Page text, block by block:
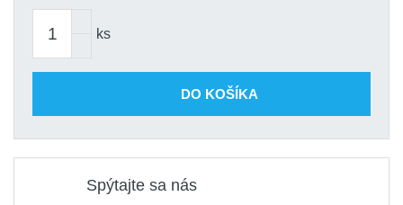
ks
DO KOŠÍKA
Spýtajte sa nás